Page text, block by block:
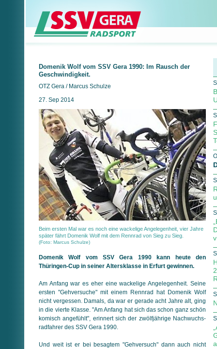
Domenik Wolf vom SSV Gera 1990: Im Rausch der
Geschwindigkeit.
OTZ Gera / Marcus Schulze
27. Sep 2014
Beim ersten Mal war es noch eine wackelige Angelegenheit, vier Jahre
später fährt Domenik Wolf mit dem Rennrad von Sieg zu Sieg.
(Foto: Marcus Schulze)
Domenik Wolf vom SSV Gera 1990 kann heute den
Thüringen-Cup in seiner Altersklasse in Erfurt gewinnen.
Am Anfang war es eher eine wackelige Angelegenheit. Seine
ersten "Gehversuche" mit einem Rennrad hat Domenik Wolf
nicht vergessen. Damals, da war er gerade acht Jahre alt, ging
in die vierte Klasse. "Am Anfang hat sich das schon ganz schön
komisch angefühlt", erinnert sich der zwölfjährige Nachwuchs­
radfahrer des SSV Gera 1990.
Und weit ist er bei besagtem "Gehversuch" dann auch nicht